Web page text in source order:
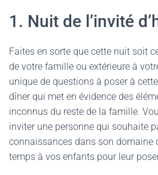
1. Nuit de l’invité
Faites en sorte que cette nuit soit
de votre famille ou extérieure à
unique de questions à poser à
dîner qui met en évidence des
inconnus du reste de la famille.
inviter une personne qui souhaite
connaissances dans son domaine
temps à vos enfants pour leur